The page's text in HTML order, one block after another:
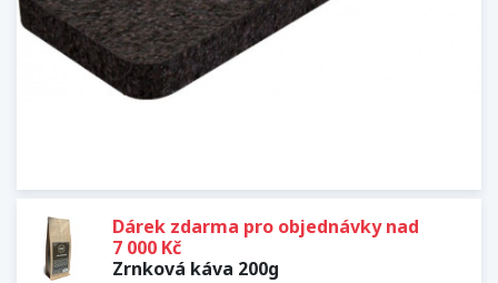
Dárek zdarma pro objednávky nad
7 000 Kč
Zrnková káva 200g